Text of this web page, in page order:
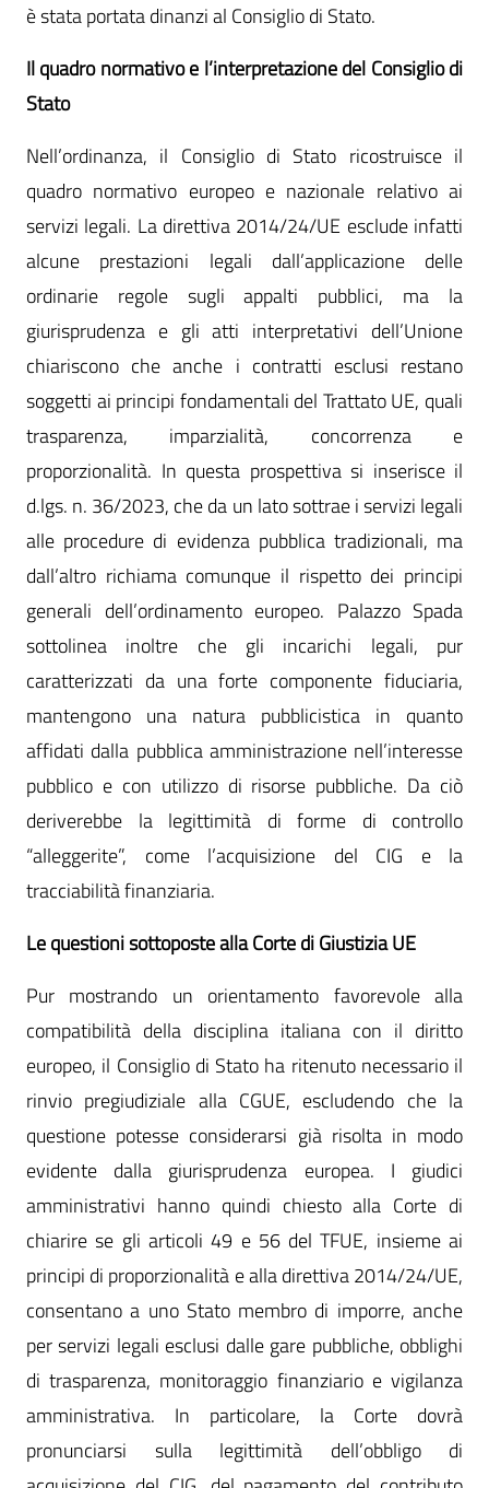
è stata portata dinanzi al Consiglio di Stato.
Il quadro normativo e l’interpretazione del Consiglio di
Stato
Nell’ordinanza, il Consiglio di Stato ricostruisce il
quadro normativo europeo e nazionale relativo ai
servizi legali. La direttiva 2014/24/UE esclude infatti
alcune prestazioni legali dall’applicazione delle
ordinarie regole sugli appalti pubblici, ma la
giurisprudenza e gli atti interpretativi dell’Unione
chiariscono che anche i contratti esclusi restano
soggetti ai principi fondamentali del Trattato UE, quali
trasparenza, imparzialità, concorrenza e
proporzionalità. In questa prospettiva si inserisce il
d.lgs. n. 36/2023, che da un lato sottrae i servizi legali
alle procedure di evidenza pubblica tradizionali, ma
dall’altro richiama comunque il rispetto dei principi
generali dell’ordinamento europeo. Palazzo Spada
sottolinea inoltre che gli incarichi legali, pur
caratterizzati da una forte componente fiduciaria,
mantengono una natura pubblicistica in quanto
affidati dalla pubblica amministrazione nell’interesse
pubblico e con utilizzo di risorse pubbliche. Da ciò
deriverebbe la legittimità di forme di controllo
“alleggerite”, come l’acquisizione del CIG e la
tracciabilità finanziaria.
Le questioni sottoposte alla Corte di Giustizia UE
Pur mostrando un orientamento favorevole alla
compatibilità della disciplina italiana con il diritto
europeo, il Consiglio di Stato ha ritenuto necessario il
rinvio pregiudiziale alla CGUE, escludendo che la
questione potesse considerarsi già risolta in modo
evidente dalla giurisprudenza europea. I giudici
amministrativi hanno quindi chiesto alla Corte di
chiarire se gli articoli 49 e 56 del TFUE, insieme ai
principi di proporzionalità e alla direttiva 2014/24/UE,
consentano a uno Stato membro di imporre, anche
per servizi legali esclusi dalle gare pubbliche, obblighi
di trasparenza, monitoraggio finanziario e vigilanza
amministrativa. In particolare, la Corte dovrà
pronunciarsi sulla legittimità dell’obbligo di